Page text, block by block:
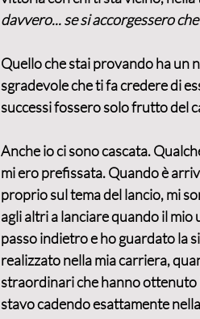
davvero... se si accorgessero
Quello che stai provando ha un
sgradevole che ti fa credere di
successi fossero solo frutto del
Anche io ci sono cascata.
mi ero prefissata. Quando è
proprio sul tema del lancio, mi
agli altri a lanciare quando il
passo indietro e ho guardato la
realizzato nella mia carriera,
straordinari che hanno ottenuto
stavo cadendo esattamente